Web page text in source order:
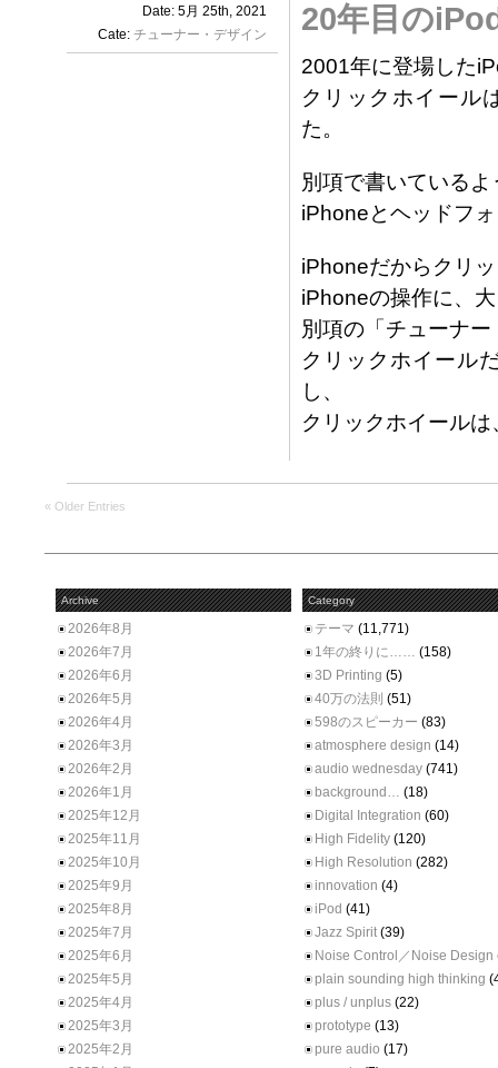
Date: 5月 25th, 2021
Cate: チューナー・デザイン 20年目の
2001年に登場した
クリックホイール
た。
別項で書いている
iPhoneとヘッドフ
iPhoneだからクリ
iPhoneの操作に、
別項の「チューナ
クリックホイール
し、
クリックホイール
« Older Entries
Archive
2026年8月
2026年7月
2026年6月
2026年5月
2026年4月
2026年3月
2026年2月
2026年1月
2025年12月
2025年11月
2025年10月
2025年9月
2025年8月
2025年7月
2025年6月
2025年5月
2025年4月
2025年3月
2025年2月
Category
テーマ (11,771)
1年の終りに…… (158)
3D Printing (5)
40万の法則 (51)
598のスピーカー (83)
atmosphere design (14)
audio wednesday (741)
background… (18)
Digital Integration (60)
High Fidelity (120)
High Resolution (282)
innovation (4)
iPod (41)
Jazz Spirit (39)
Noise Control／Noise Design
plain sounding high thinking
plus / unplus (22)
prototype (13)
pure audio (17)